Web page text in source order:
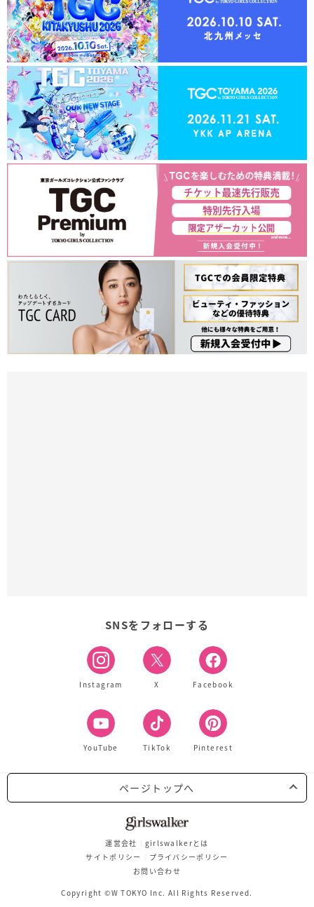
SNSをフォローする
Instagram X Facebook
YouTube TikTok Pinterest
ページトップへ
運営会社
girlswalkerとは
サイトポリシー
プライバシーポリシー
お問い合わせ
Copyright ©W TOKYO Inc. All Rights Reserved.